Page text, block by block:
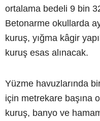
ortalama bedeli 9 bin
Betonarme okullarda
kuruş, yığma kâgir
kuruş esas alınacak.
Yüzme havuzlarında
için metrekare başına
kuruş, banyo ve